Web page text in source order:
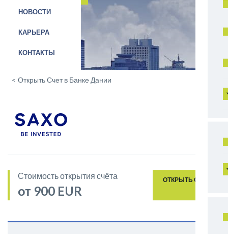
НОВОСТИ
КАРЬЕРА
КОНТАКТЫ
< Открыть Счет в Банке Дании
Стоимость открытия счёта
от 900 EUR
ОТКРЫТЬ СЧЁТ